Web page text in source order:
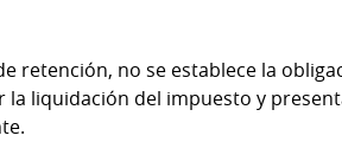
retención, no se establece la
liquidación del impuesto y